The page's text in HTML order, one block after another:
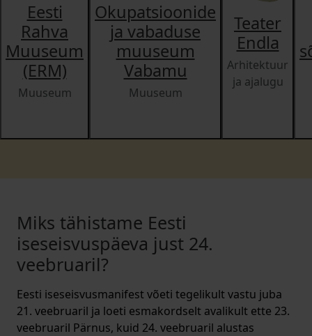
Eesti
Rahva
Muuseum
(ERM)
Muuseum
Okupatsioonide
ja vabaduse
muuseum
Vabamu
Muuseum
Teater
Endla
Arhitektuur
ja ajalugu
Miks tähistame Eesti
iseseisvuspäeva just 24.
veebruaril?
Eesti iseseisvusmanifest võeti tegelikult vastu juba
21. veebruaril ja loeti esmakordselt avalikult ette 23.
veebruaril Pärnus, kuid 24. veebruaril alustas